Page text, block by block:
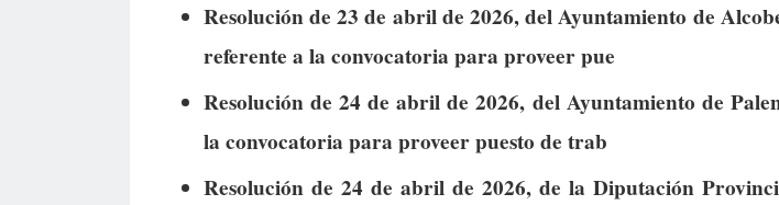
Resolución de 23 de abril de 2026, del Ayuntamiento de
referente a la convocatoria para proveer pue
Resolución de 24 de abril de 2026, del Ayuntamiento de
la convocatoria para proveer puesto de trab
Resolución de 24 de abril de 2026, de la Diputación